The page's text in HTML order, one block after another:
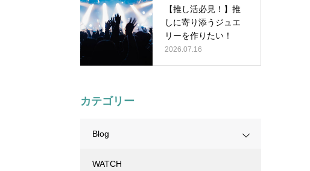
【推し活必見！】推
しに寄り添うジュエ
リーを作りたい！
2026.07.16
カテゴリー
Blog
WATCH